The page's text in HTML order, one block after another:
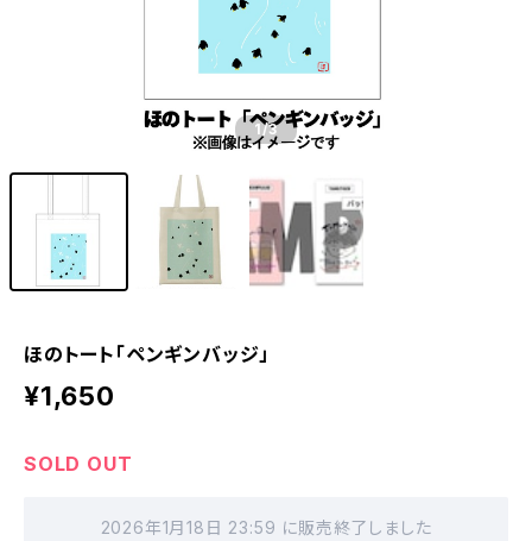
1/3
ほのトート「ペンギンバッジ」
¥1,650
SOLD OUT
2026年1月18日 23:59 に販売終了しました